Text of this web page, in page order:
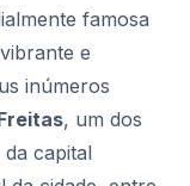
ônibus
famosa
e
inúmeros
, um dos
capital